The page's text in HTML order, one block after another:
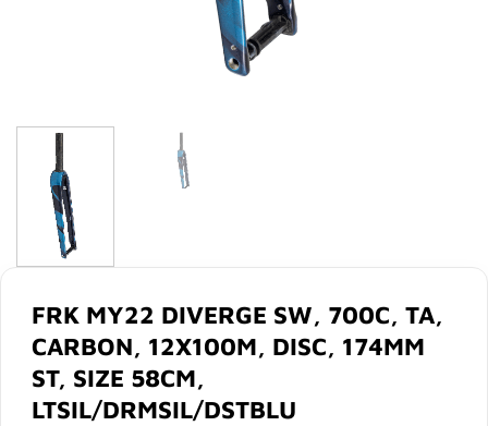
FRK MY22 DIVERGE SW, 700C, TA,
CARBON, 12X100M, DISC, 174MM
ST, SIZE 58CM,
LTSIL/DRMSIL/DSTBLU